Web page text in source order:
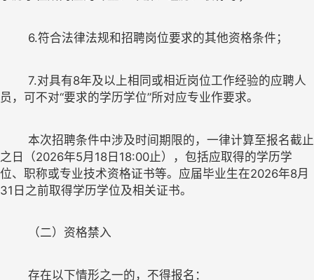
6.符合法律法规和招聘岗位要求的其他资格条件
7.对具有8年及以上相同或相近岗位工作经验的应聘人
员 ，可不对“要求的学历学位”所对应专业作要求。
本次招聘条件中涉及时间期限的，一律计算至报名截止
之日
（2026年5月 18日 18:00止）
，包括应取得的学历学
位、职称或专业技术资格证书等。 应届毕业生在2026年8月
31 日之前取得学历学位及相关证书。